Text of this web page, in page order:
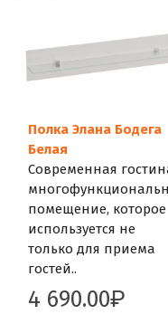
Полка Элана Бодега
Белая
Современная
помещение, которое
используется не
только для приема
гостей..
4 690.00